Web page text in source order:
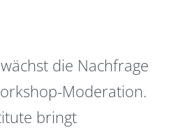
die Nachfrage
Moderation.
bringt